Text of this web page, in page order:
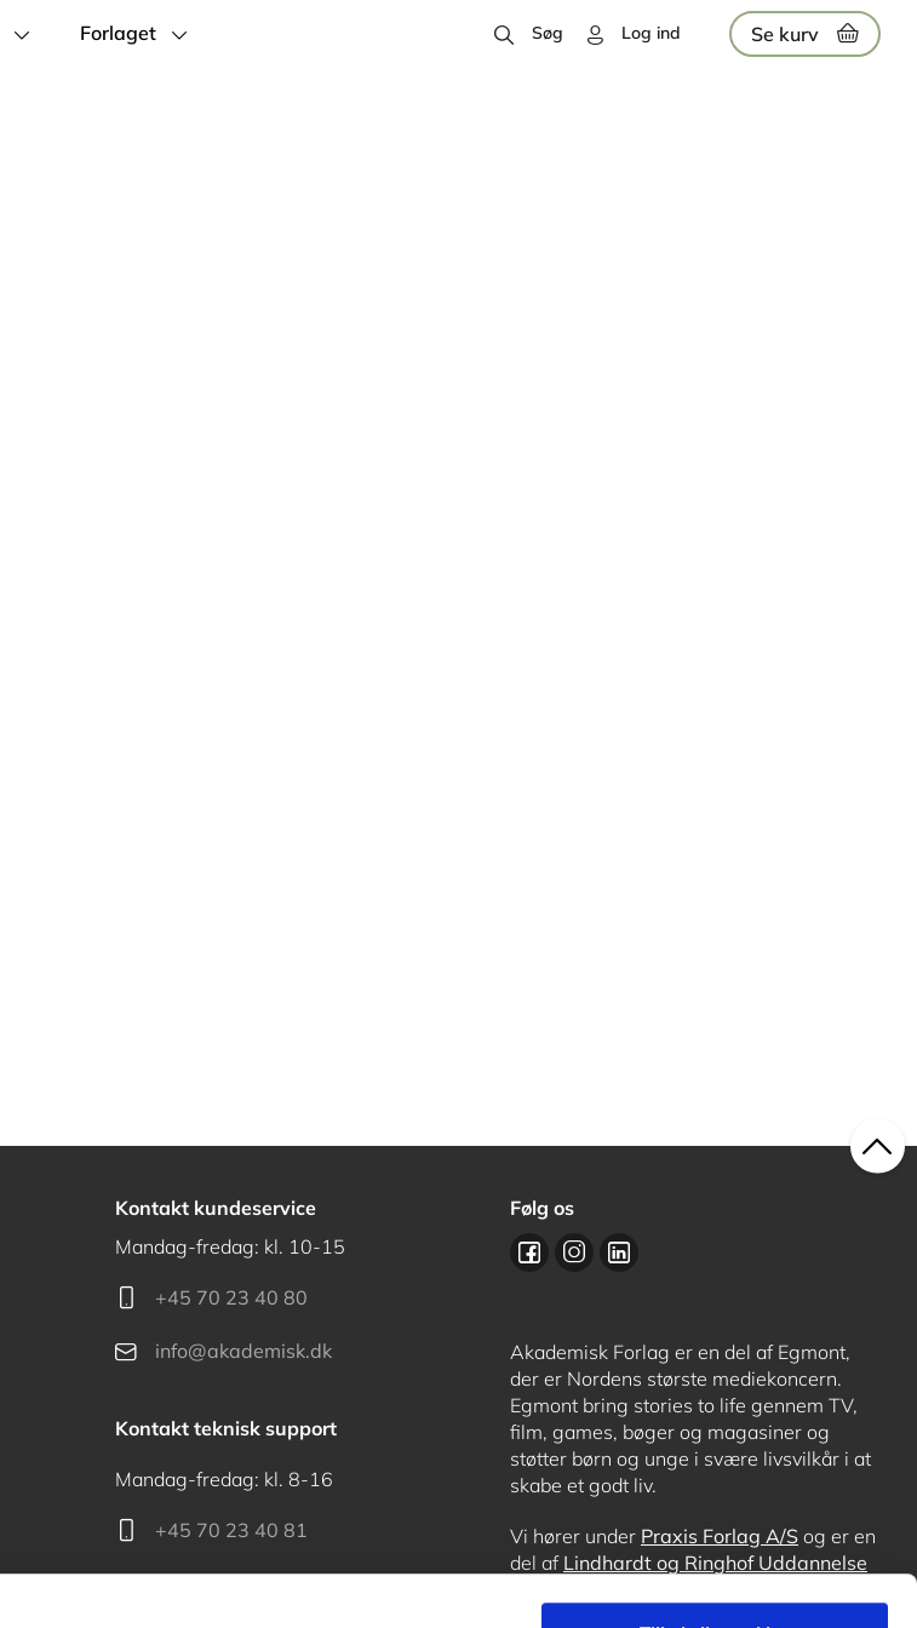
Forlaget Søg Log ind Se kurv
Kontakt kundeservice
Mandag-fredag: kl. 10-15
+45 70 23 40 80
info@akademisk.dk
Kontakt teknisk support
Mandag-fredag: kl. 8-16
+45 70 23 40 81
Følg os
Akademisk Forlag er en del af Egmont,
der er Nordens største mediekoncern.
Egmont bring stories to life gennem TV,
film, games, bøger og magasiner og
støtter børn og unge i svære livsvilkår i at
skabe et godt liv.
Vi hører under Praxis Forlag A/S og er en
del af Lindhardt og Ringhof Uddannelse